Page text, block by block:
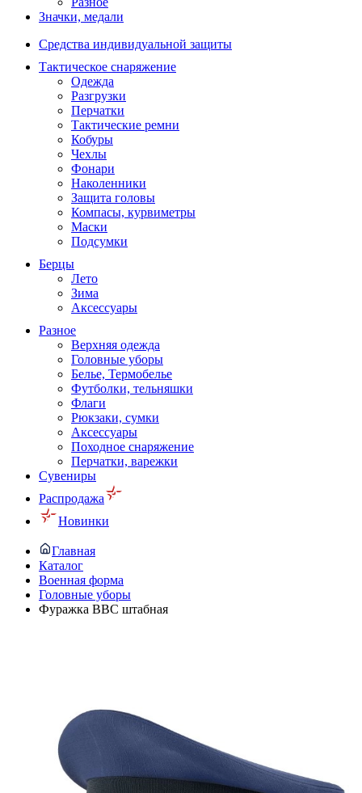
Значки, медали
Средства индивидуальной защиты
Тактическое снаряжение
Одежда
Разгрузки
Перчатки
Тактические ремни
Кобуры
Чехлы
Фонари
Наколенники
Защита головы
Компасы, курвиметры
Маски
Подсумки
Берцы
Лето
Зима
Аксессуары
Разное
Верхняя одежда
Головные уборы
Белье, Термобелье
Футболки, тельняшки
Флаги
Рюкзаки, сумки
Аксессуары
Походное снаряжение
Перчатки, варежки
Сувениры
Распродажа
Новинки
Главная
Каталог
Военная форма
Головные уборы
Фуражка ВВС штабная